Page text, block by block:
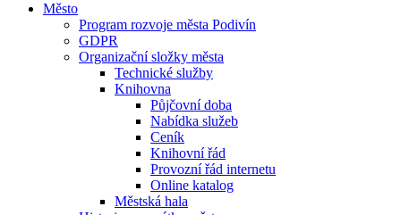
Město
Program rozvoje města Podivín
GDPR
Organizační složky města
Technické služby
Knihovna
Půjčovní doba
Nabídka služeb
Ceník
Knihovní řád
Provozní řád internetu
Online katalog
Městská hala